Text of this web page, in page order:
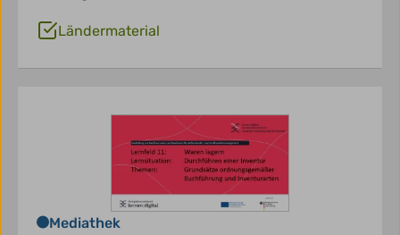
Ländermaterial
Mediathek